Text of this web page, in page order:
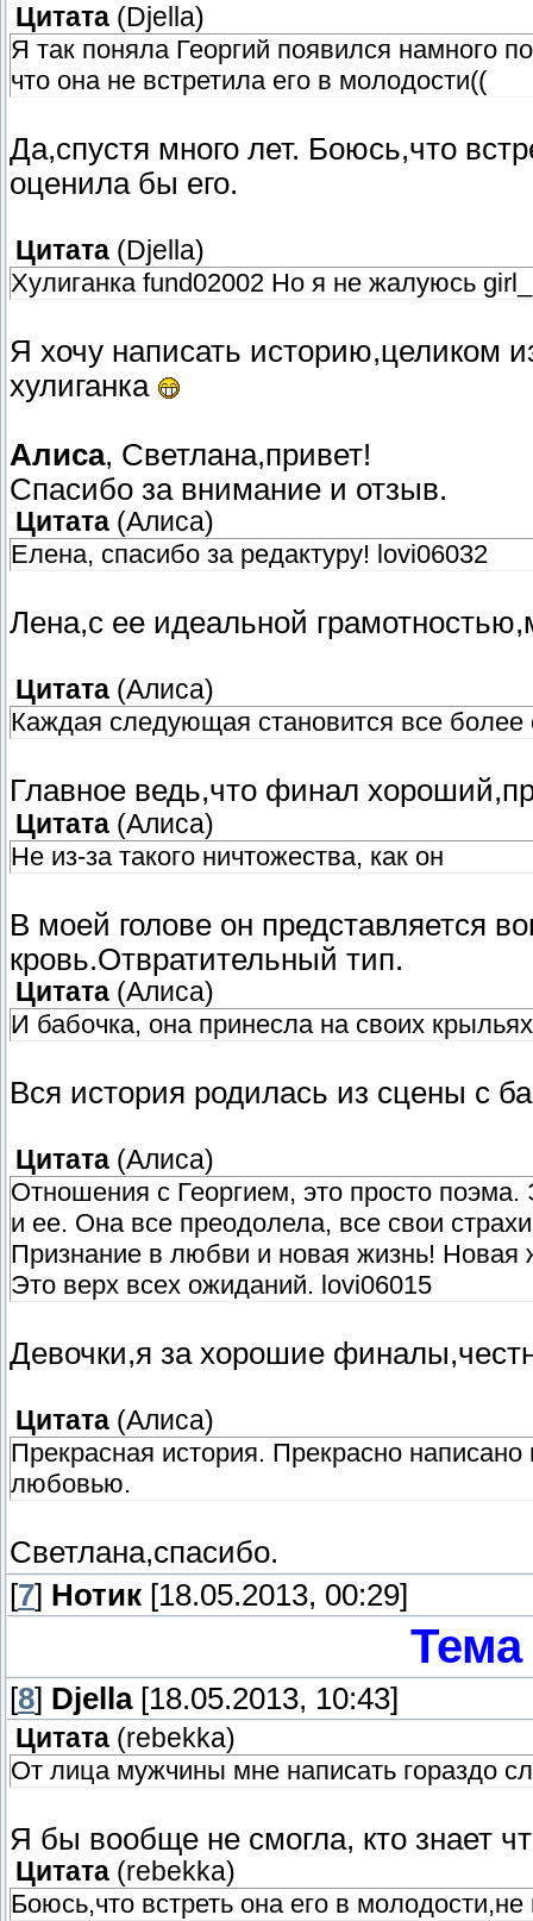
Цитата ( Djella)
Я так поняла Георгий появился намного
что она не встретила его в молодости((
Да,спустя много лет. Боюсь,что
оценила бы его.
Цитата ( Djella)
Хулиганка fund02002 Но я не жалуюсь
Я хочу написать историю,целиком
хулиганка
Алиса, Светлана,привет!
Спасибо за внимание и отзыв.
Цитата (Алиса)
Елена, спасибо за редактуру! lovi06032
Лена,с ее идеальной
Цитата (Алиса)
Каждая следующая становится все более
Главное ведь,что финал
Цитата (Алиса)
Не из-за такого ничтожества, как он
В моей голове он представляется
кровь.Отвратительный тип.
Цитата (Алиса)
И бабочка, она принесла на своих
Вся история родилась из сцены с
Цитата (Алиса)
Отношения с Георгием, это просто
и ее. Она все преодолела, все свои
Признание в любви и новая жизнь! Новая
Это верх всех ожиданий. lovi06015
Девочки,я за хорошие
Цитата (Алиса)
Прекрасная история. Прекрасно
любовью.
Светлана,спасибо.
[7] Нотик [18.05.2013, 00:29]
[8] Djella[18.05.2013, 10:43]
Цитата (rebekka)
От лица мужчины мне написать гораздо
Я бы вообще не смогла, кто знает
Цитата (rebekka)
Боюсь,что встреть она его в